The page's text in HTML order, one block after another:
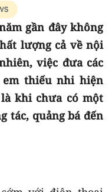
gần đây không
lượng cả về nội
việc đưa các
em thiếu nhi hiện
khi chưa có một
tác, quảng bá đến